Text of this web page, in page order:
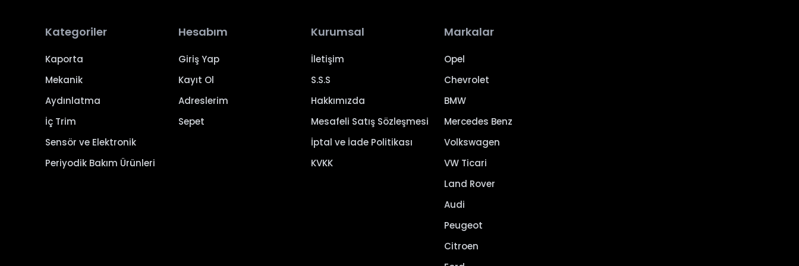
Kategoriler
Kaporta
Mekanik
Aydınlatma
İç Trim
Sensör ve Elektronik
Periyodik Bakım Ürünleri
Hesabım
Giriş Yap
Kayıt Ol
Adreslerim
Sepet
Kurumsal
İletişim
S.S.S
Hakkımızda
Mesafeli Satış Sözleşmesi
İptal ve İade Politikası
KVKK
Markalar
Opel
Chevrolet
BMW
Mercedes Benz
Volkswagen
VW Ticari
Land Rover
Audi
Peugeot
Citroen